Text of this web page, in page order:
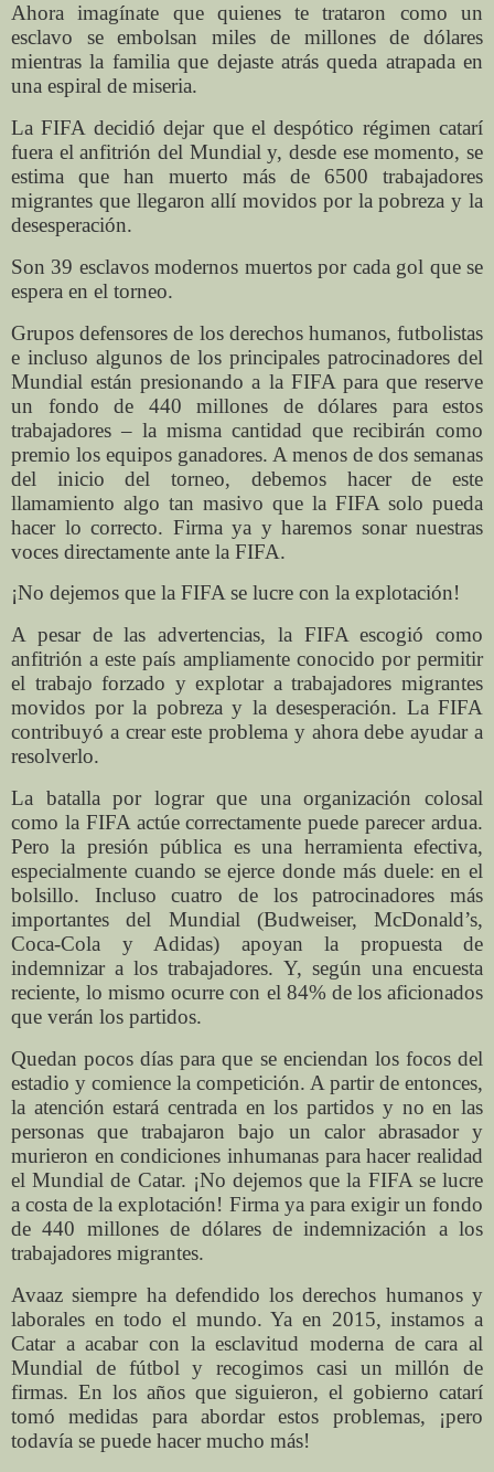
Ahora imagínate que quienes te trataron como un
esclavo se embolsan miles de millones de dólares
mientras la familia que dejaste atrás queda atrapada en
una espiral de miseria.
La FIFA decidió dejar que el despótico régimen catarí
fuera el anfitrión del Mundial y, desde ese momento, se
estima que han muerto más de 6500 trabajadores
migrantes que llegaron allí movidos por la pobreza y la
desesperación.
Son 39 esclavos modernos muertos por cada gol que se
espera en el torneo.
Grupos defensores de los derechos humanos, futbolistas
e incluso algunos de los principales patrocinadores del
Mundial están presionando a la FIFA para que reserve
un fondo de 440 millones de dólares para estos
trabajadores – la misma cantidad que recibirán como
premio los equipos ganadores. A menos de dos semanas
del inicio del torneo, debemos hacer de este
llamamiento algo tan masivo que la FIFA solo pueda
hacer lo correcto. Firma ya y haremos sonar nuestras
voces directamente ante la FIFA.
¡No dejemos que la FIFA se lucre con la explotación!
A pesar de las advertencias, la FIFA escogió como
anfitrión a este país ampliamente conocido por permitir
el trabajo forzado y explotar a trabajadores migrantes
movidos por la pobreza y la desesperación. La FIFA
contribuyó a crear este problema y ahora debe ayudar a
resolverlo.
La batalla por lograr que una organización colosal
como la FIFA actúe correctamente puede parecer ardua.
Pero la presión pública es una herramienta efectiva,
especialmente cuando se ejerce donde más duele: en el
bolsillo. Incluso cuatro de los patrocinadores más
importantes del Mundial (Budweiser, McDonald’s,
Coca-Cola y Adidas) apoyan la propuesta de
indemnizar a los trabajadores. Y, según una encuesta
reciente, lo mismo ocurre con el 84% de los aficionados
que verán los partidos.
Quedan pocos días para que se enciendan los focos del
estadio y comience la competición. A partir de entonces,
la atención estará centrada en los partidos y no en las
personas que trabajaron bajo un calor abrasador y
murieron en condiciones inhumanas para hacer realidad
el Mundial de Catar. ¡No dejemos que la FIFA se lucre
a costa de la explotación! Firma ya para exigir un fondo
de 440 millones de dólares de indemnización a los
trabajadores migrantes.
Avaaz siempre ha defendido los derechos humanos y
laborales en todo el mundo. Ya en 2015, instamos a
Catar a acabar con la esclavitud moderna de cara al
Mundial de fútbol y recogimos casi un millón de
firmas. En los años que siguieron, el gobierno catarí
tomó medidas para abordar estos problemas, ¡pero
todavía se puede hacer mucho más!